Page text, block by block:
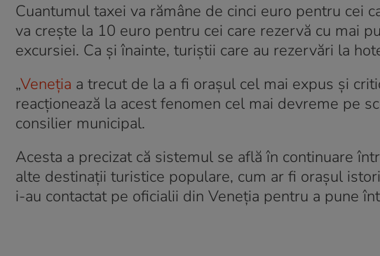
Cuantumul taxei va rămâne de cinci euro pentru cei
va creşte la 10 euro pentru cei care rezervă cu mai
excursiei. Ca şi înainte, turiştii care au rezervări la
„Veneţia a trecut de la a fi oraşul cel mai expus şi
reacţionează la acest fenomen cel mai devreme pe
consilier municipal.
Acesta a precizat că sistemul se află în continuare
alte destinaţii turistice populare, cum ar fi oraşul
i-au contactat pe oficialii din Veneţia pentru a pune